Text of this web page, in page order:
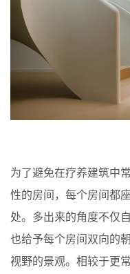
为了避免在疗养建筑中
性的房间，每个房间都
处。多出来的角度不仅
也给予每个房间双向的
视野的景观。相较于更